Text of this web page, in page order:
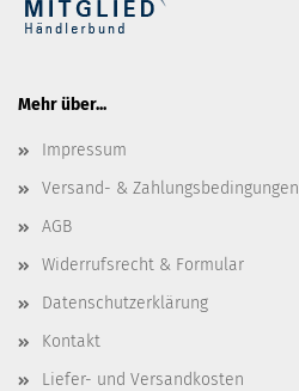
Mehr über...
Impressum
Versand- & Zahlungsbedingungen
AGB
Widerrufsrecht & Formular
Datenschutzerklärung
Kontakt
Liefer- und Versandkosten